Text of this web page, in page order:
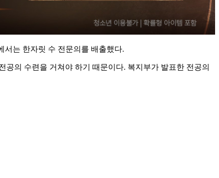
서는 한자릿 수 전문의를 배출했다.
의 수련을 거쳐야 하기 때문이다. 복지부가 발표한 전공의